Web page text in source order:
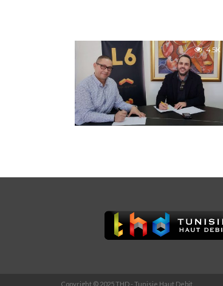
4.5K
Copyright © 2025 THD - Tunisie Haut Debit.